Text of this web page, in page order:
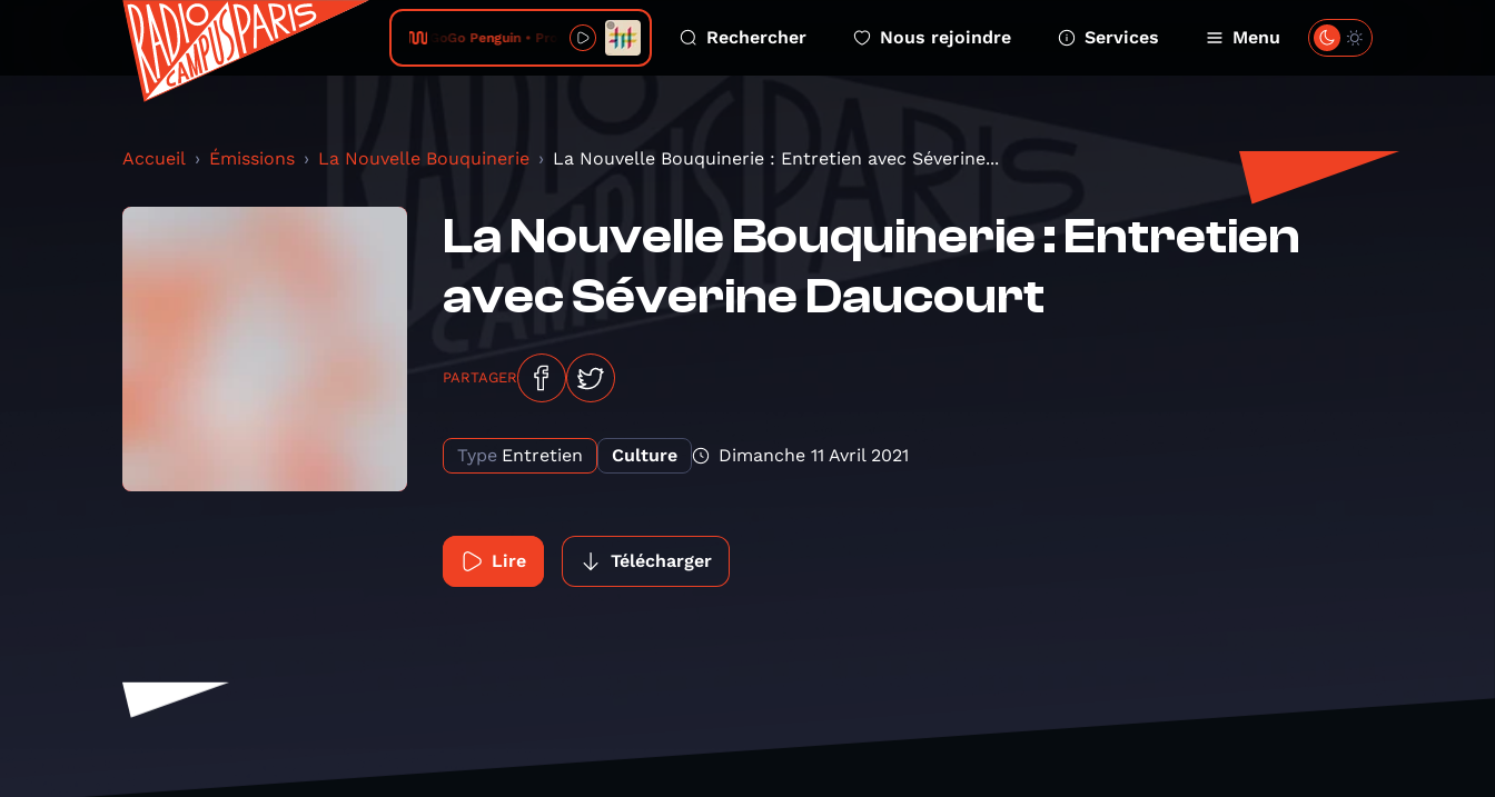
GoGo Penguin • Protest Rechercher Nous rejoindre Services Menu
Accueil Émissions La Nouvelle Bouquinerie La Nouvelle Bouquinerie : Entretien avec Séverine...
La Nouvelle Bouquinerie : Entretien
avec Séverine Daucourt
PARTAGER
Type Entretien Culture Dimanche 11 Avril 2021
Lire Télécharger